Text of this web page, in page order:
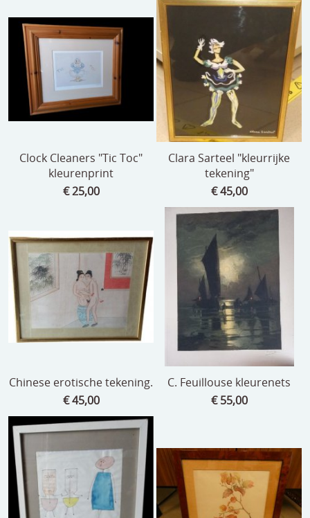
Clock Cleaners "Tic Toc"
kleurenprint
€ 25,00
Clara Sarteel "kleurrijke
tekening"
€ 45,00
Chinese erotische tekening.
€ 45,00
C. Feuillouse kleurenets
€ 55,00